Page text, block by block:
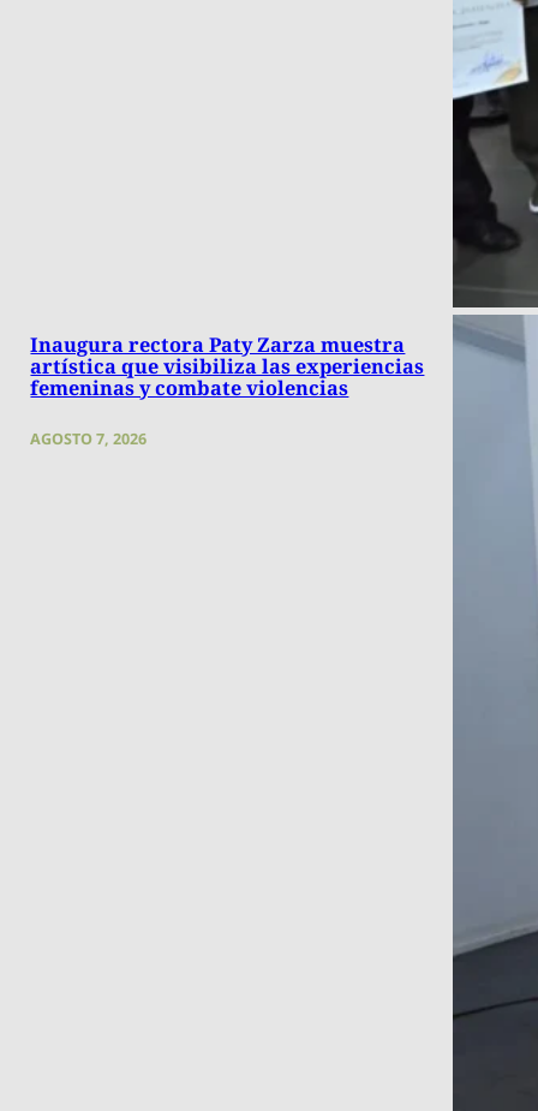
Inaugura rectora Paty Zarza muestra
artística que visibiliza las experiencias
femeninas y combate violencias
AGOSTO 7, 2026